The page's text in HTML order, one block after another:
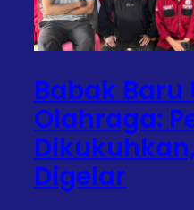
Babak Baru
Olahraga:
Digelar